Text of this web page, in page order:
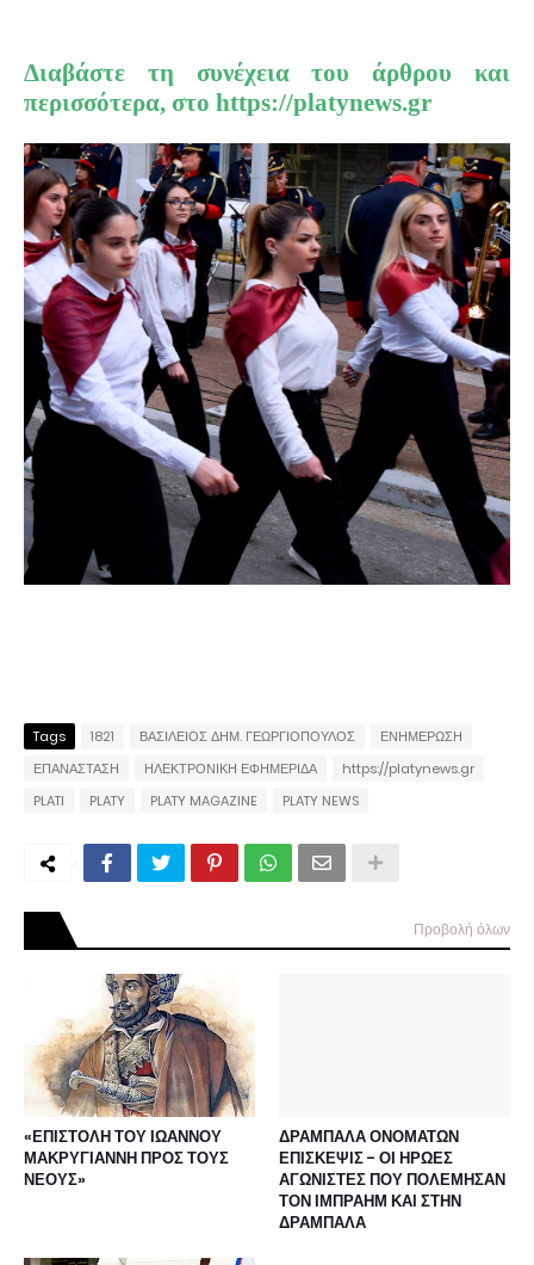
Διαβάστε τη συνέχεια του άρθρου και
περισσότερα, στο https://platynews.gr
Tags 1821 ΒΑΣΙΛΕΙΟΣ ΔΗΜ. ΓΕΩΡΓΙΟΠΟΥΛΟΣ
ΕΝΗΜΕΡΩΣΗ
ΕΠΑΝΑΣΤΑΣΗ
ΗΛΕΚΤΡΟΝΙΚΗ ΕΦΗΜΕΡΙΔΑ
https://platynews.gr
PLATI
PLATY PLATY MAGAZINE PLATY NEWS
Προβολή όλων
«ΕΠΙΣΤΟΛΗ ΤΟΥ ΙΩΑΝΝΟΥ
ΜΑΚΡΥΓΙΑΝΝΗ ΠΡΟΣ ΤΟΥΣ
ΝΕΟΥΣ»
ΔΡΑΜΠΑΛΑ ΟΝΟΜΑΤΩΝ
ΕΠΙΣΚΕΨΙΣ - ΟΙ ΗΡΩΕΣ
ΑΓΩΝΙΣΤΕΣ ΠΟΥ ΠΟΛΕΜΗΣΑΝ
ΤΟΝ ΙΜΠΡΑΗΜ ΚΑΙ ΣΤΗΝ
ΔΡΑΜΠΑΛΑ